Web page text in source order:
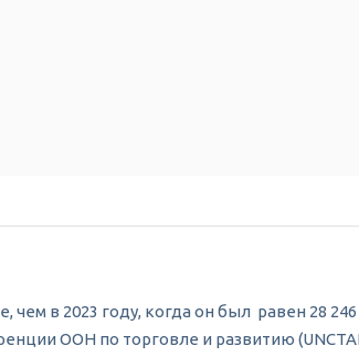
чем в 2023 году, когда он был равен 28
ООН по торговле и развитию